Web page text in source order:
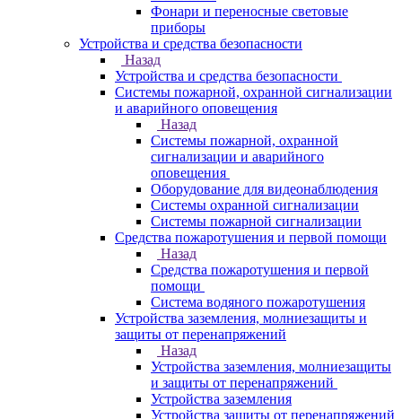
Фонари и переносные световые
приборы
Устройства и средства безопасности
Назад
Устройства и средства безопасности
Системы пожарной, охранной сигнализации
и аварийного оповещения
Назад
Системы пожарной, охранной
сигнализации и аварийного
оповещения
Оборудование для видеонаблюдения
Системы охранной сигнализации
Системы пожарной сигнализации
Средства пожаротушения и первой помощи
Назад
Средства пожаротушения и первой
помощи
Система водяного пожаротушения
Устройства заземления, молниезащиты и
защиты от перенапряжений
Назад
Устройства заземления, молниезащиты
и защиты от перенапряжений
Устройства заземления
Устройства защиты от перенапряжений